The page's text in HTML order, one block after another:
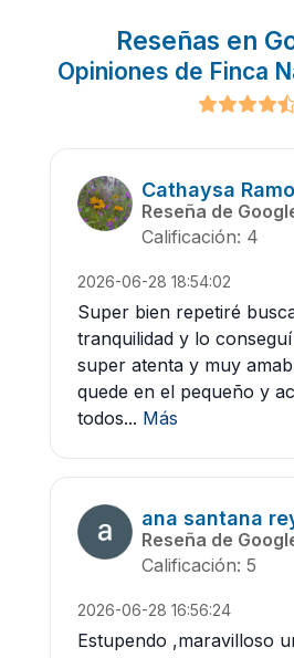
Reseñas en
Opiniones de Finca
Cathaysa
Reseña de
Calificación: 4
2026-06-28 18:54:02
Super bien repetiré
tranquilidad y lo
super atenta y muy
quede en el pequeño y
todos... Más
ana santana
Reseña de
Calificación: 5
2026-06-28 16:56:24
Estupendo ,maravilloso